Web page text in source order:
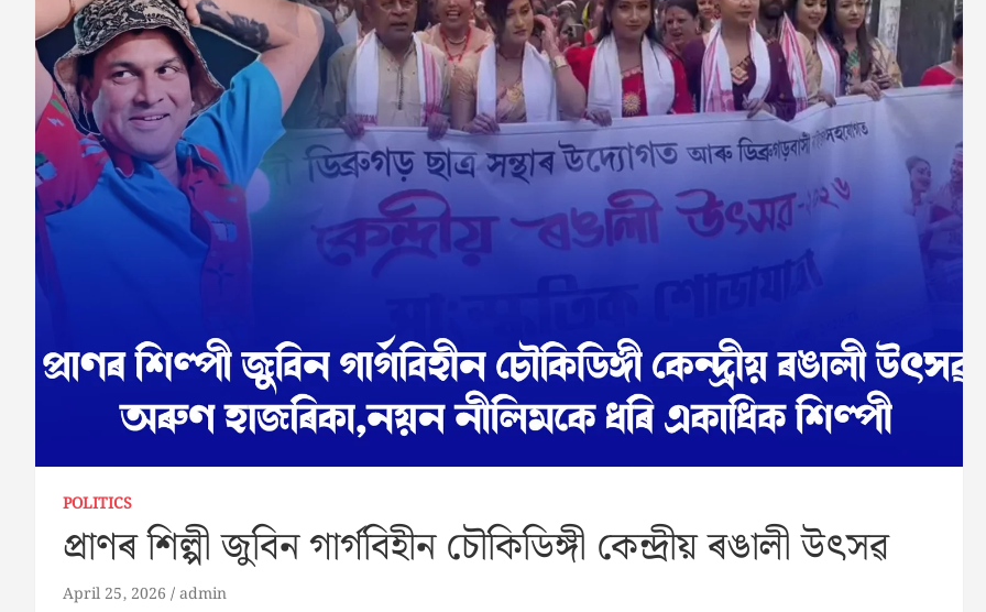
POLITICS
প্ৰাণৰ শিল্পী জুবিন গাৰ্গবিহীন চৌকিডিঙ্গী কেন্দ্ৰীয় ৰঙালী উৎসৱ
April 25, 2026 admin